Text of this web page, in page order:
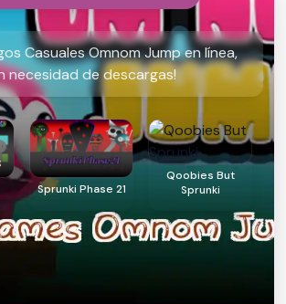
Casuales Omnom Jump en línea,
necesidad de descargas!
Sprunki Phase 21
Qoobies But
Sprunki